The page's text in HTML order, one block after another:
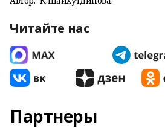
Читайте нас
Партнеры